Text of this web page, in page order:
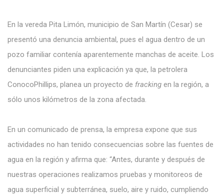
En la vereda Pita Limón, municipio de San Martín (Cesar) se
presentó una denuncia ambiental, pues el agua dentro de un
pozo familiar contenía aparentemente manchas de aceite. Los
denunciantes piden una explicación ya que, la petrolera
ConocoPhillips, planea un proyecto de fracking en la región, a
sólo unos kilómetros de la zona afectada.
En un comunicado de prensa, la empresa expone que sus
actividades no han tenido consecuencias sobre las fuentes de
agua en la región y afirma que: “Antes, durante y después de
nuestras operaciones realizamos pruebas y monitoreos de
agua superficial y subterránea, suelo, aire y ruido, cumpliendo